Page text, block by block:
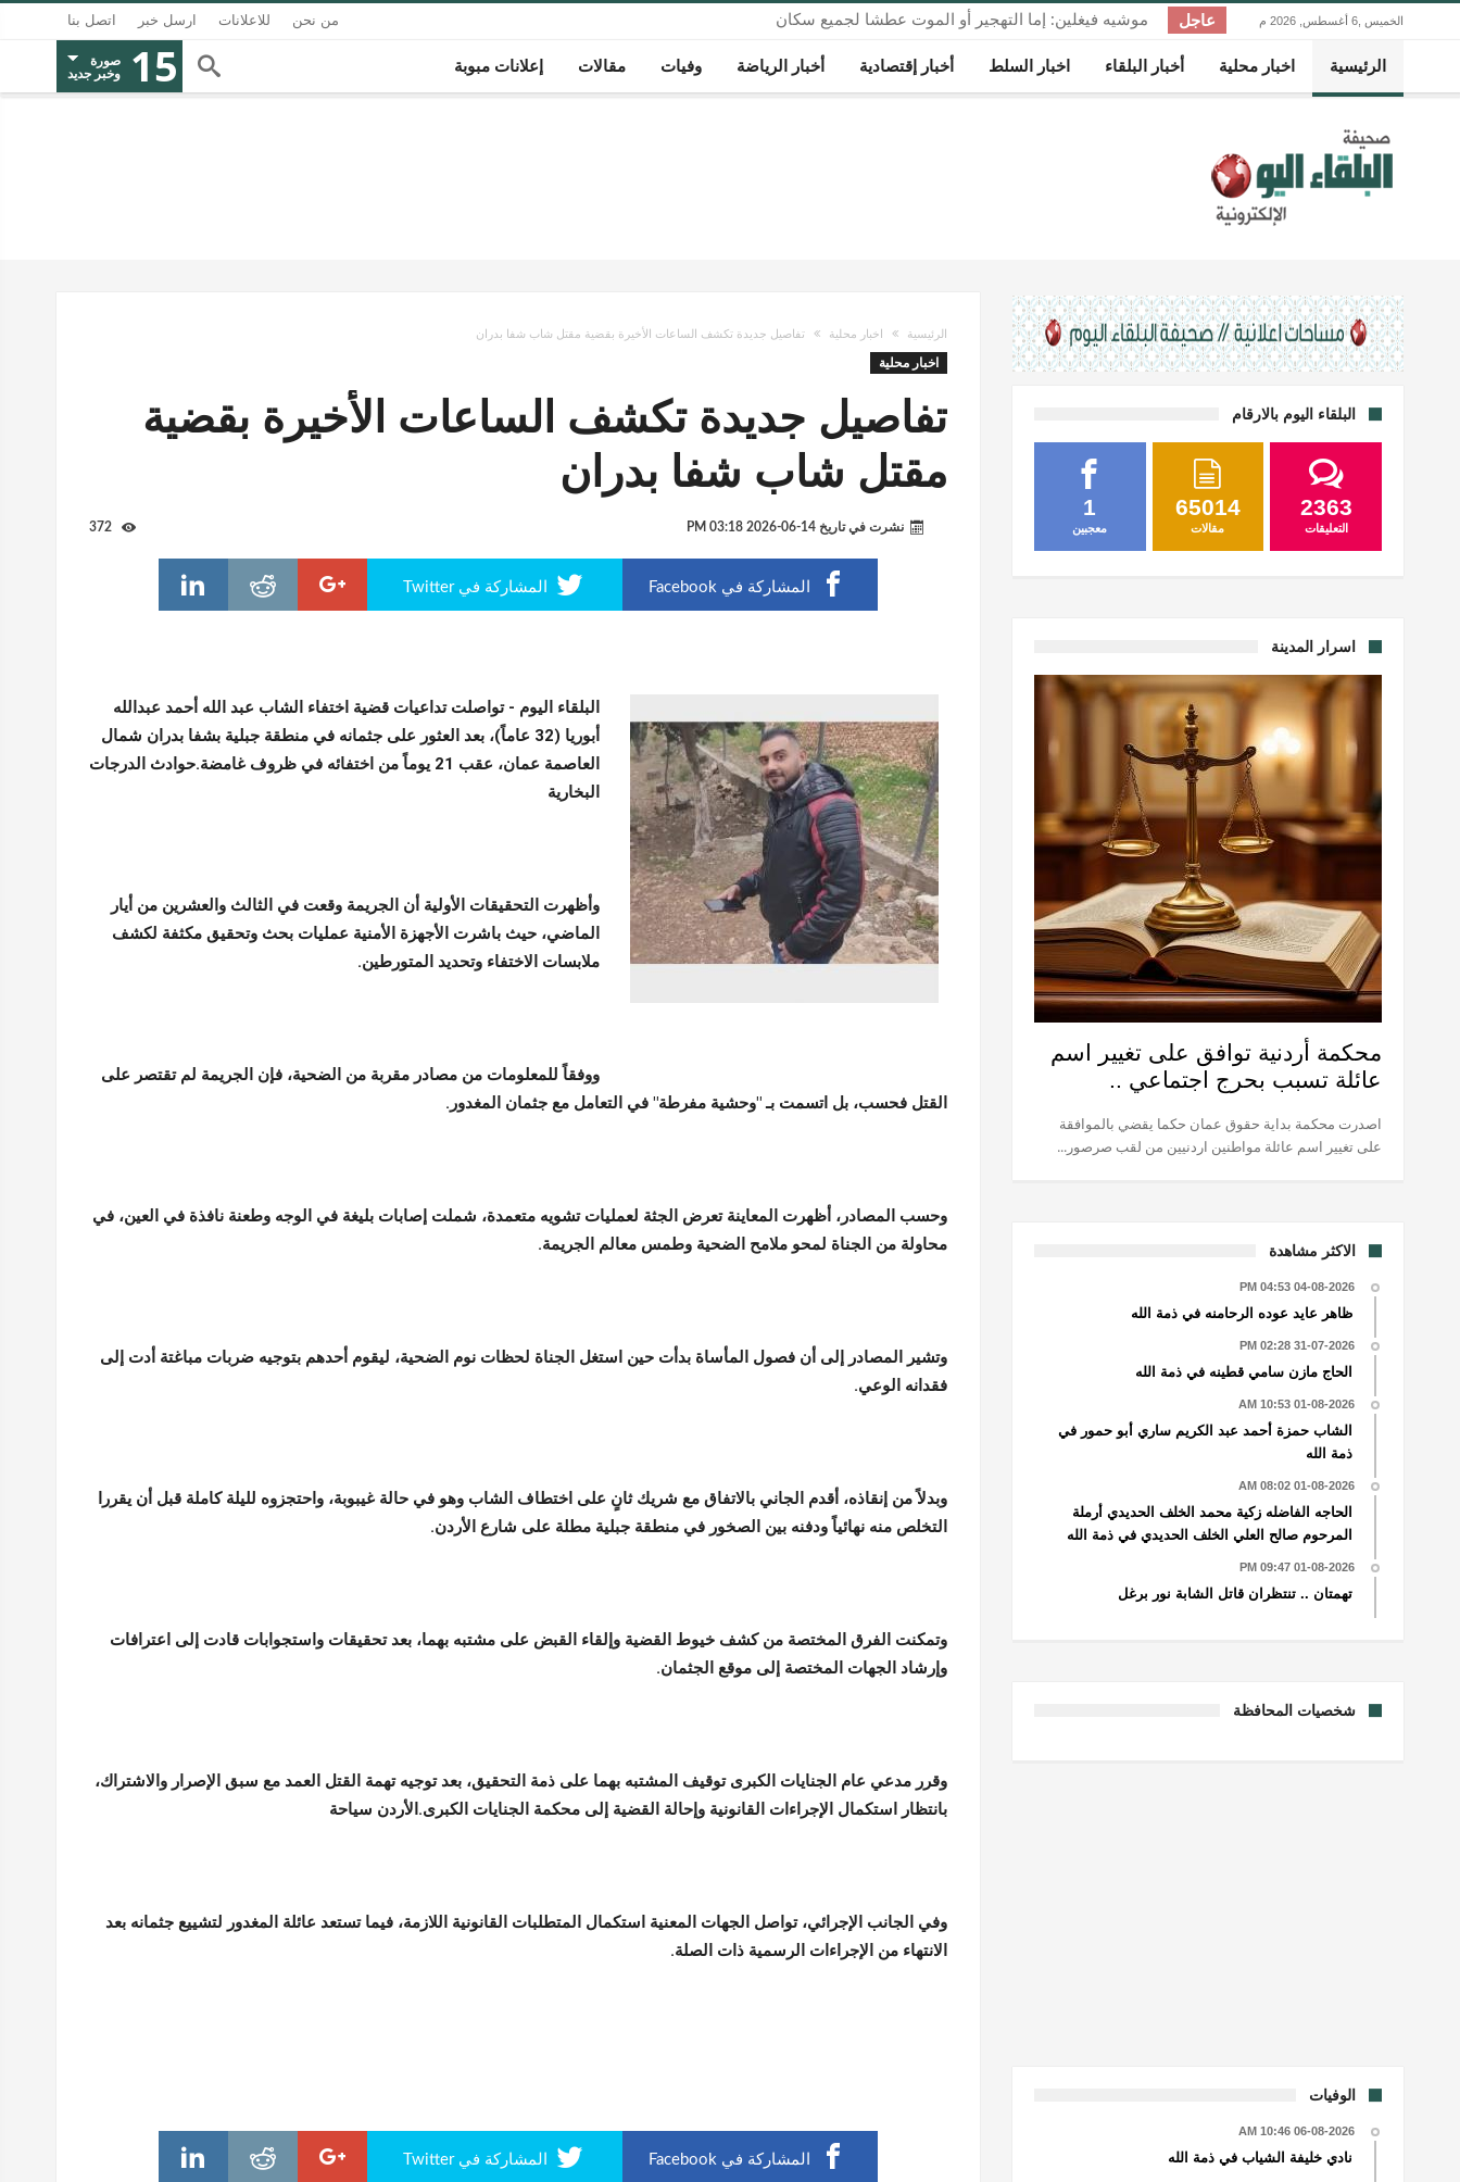
الخميس ,6 أغسطس, 2026 م عاجل
موشيه فيغلين: إما التهجير أو الموت عطشا لجميع سكان
من نحن للاعلانات ارسل خبر اتصل بنا
الرئيسية اخبار محلية أخبار البلقاء اخبار السلط أخبار إقتصادية أخبار الرياضة وفيات مقالات إعلانات مبوبة 15 صورة
وخبر جديد
الرئيسية اخبار محلية تفاصيل جديدة تكشف الساعات الأخيرة بقضية مقتل شاب شفا بدران
اخبار محلية
تفاصيل جديدة تكشف الساعات الأخيرة بقضية
مقتل شاب شفا بدران
نشرت في تاريخ 14-06-2026 03:18 PM
المشاركة في Facebook المشاركة في Twitter
البلقاء اليوم -تواصلت تداعيات قضية اختفاء الشاب عبد الله أحمد عبدالله
أبوريا (32 عاماً)، بعد العثور على جثمانه في منطقة جبلية بشفا بدران شمال
العاصمة عمان، عقب 21 يوماً من اختفائه في ظروف غامضة.حوادث الدرجات
البخارية
وأظهرت التحقيقات الأولية أن الجريمة وقعت في الثالث والعشرين من أيار
الماضي، حيث باشرت الأجهزة الأمنية عمليات بحث وتحقيق مكثفة لكشف
ملابسات الاختفاء وتحديد المتورطين.
ووفقاً للمعلومات من مصادر مقربة من الضحية، فإن الجريمة لم تقتصر على
القتل فحسب، بل اتسمت بـ "وحشية مفرطة" في التعامل مع جثمان المغدور.
وحسب المصادر، أظهرت المعاينة تعرض الجثة لعمليات تشويه متعمدة، شملت إصابات بليغة في الوجه وطعنة نافذة في العين، في
محاولة من الجناة لمحو ملامح الضحية وطمس معالم الجريمة.
وتشير المصادر إلى أن فصول المأساة بدأت حين استغل الجناة لحظات نوم الضحية، ليقوم أحدهم بتوجيه ضربات مباغتة أدت إلى
فقدانه الوعي.
وبدلاً من إنقاذه، أقدم الجاني بالاتفاق مع شريك ثانٍ على اختطاف الشاب وهو في حالة غيبوبة، واحتجزوه لليلة كاملة قبل أن يقررا
التخلص منه نهائياً ودفنه بين الصخور في منطقة جبلية مطلة على شارع الأردن.
وتمكنت الفرق المختصة من كشف خيوط القضية وإلقاء القبض على مشتبه بهما، بعد تحقيقات واستجوابات قادت إلى اعترافات
وإرشاد الجهات المختصة إلى موقع الجثمان.
وقرر مدعي عام الجنايات الكبرى توقيف المشتبه بهما على ذمة التحقيق، بعد توجيه تهمة القتل العمد مع سبق الإصرار والاشتراك،
بانتظار استكمال الإجراءات القانونية وإحالة القضية إلى محكمة الجنايات الكبرى.الأردن سياحة
وفي الجانب الإجرائي، تواصل الجهات المعنية استكمال المتطلبات القانونية اللازمة، فيما تستعد عائلة المغدور لتشييع جثمانه بعد
الانتهاء من الإجراءات الرسمية ذات الصلة.
المشاركة في Facebook المشاركة في Twitter
البلقاء اليوم بالارقام
1
معجبين
65014
مقالات
2363
التعليقات
اسرار المدينة
محكمة أردنية توافق على تغيير اسم
عائلة تسبب بحرج اجتماعي ..
اصدرت محكمة بداية حقوق عمان حكما يقضي بالموافقة
على تغيير اسم عائلة مواطنين اردنيين من لقب صرصور...
الاكثر مشاهدة
04-08-2026 04:53 PM
ظاهر عايد عوده الرحامنه في ذمة الله
31-07-2026 02:28 PM
الحاج مازن سامي قطينه في ذمة الله
01-08-2026 10:53 AM
الشاب حمزة أحمد عبد الكريم ساري أبو حمور في
ذمة الله
01-08-2026 08:02 AM
الحاجه الفاضله زكية محمد الخلف الحديدي أرملة
المرحوم صالح العلي الخلف الحديدي في ذمة الله
01-08-2026 09:47 PM
تهمتان .. تنتظران قاتل الشابة نور برغل
شخصيات المحافظة
الوفيات
06-08-2026 10:46 AM
نادي خليفة الشياب في ذمة الله